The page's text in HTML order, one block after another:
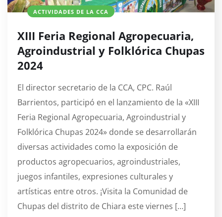
ACTIVIDADES DE LA CCA
XIII Feria Regional Agropecuaria,
Agroindustrial y Folklórica Chupas
2024
El director secretario de la CCA, CPC. Raúl
Barrientos, participó en el lanzamiento de la «XIII
Feria Regional Agropecuaria, Agroindustrial y
Folklórica Chupas 2024» donde se desarrollarán
diversas actividades como la exposición de
productos agropecuarios, agroindustriales,
juegos infantiles, expresiones culturales y
artísticas entre otros. ¡Visita la Comunidad de
Chupas del distrito de Chiara este viernes […]